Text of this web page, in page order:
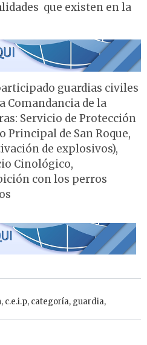
que existen en la
guardias civiles
Comandancia de la
Servicio de Protección
Principal de San Roque,
de explosivos),
Cinológico,
con los perros
, c.e.i.p, categoría, guardia,